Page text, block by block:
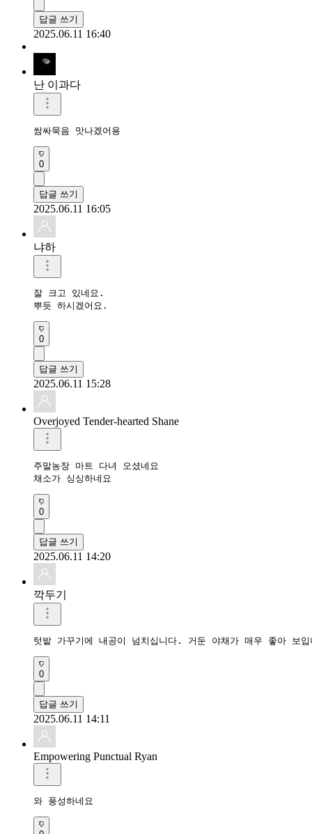
답글 쓰기
2025.06.11 16:40
난 이과다
쌈싸묵음 맛나겠어용
0
답글 쓰기
2025.06.11 16:05
냐하
잘 크고 있네요.
뿌듯 하시겠어요.
0
답글 쓰기
2025.06.11 15:28
Overjoyed Tender-hearted Shane
주말농장 마트 다녀 오셨네요
채소가 싱싱하네요
0
답글 쓰기
2025.06.11 14:20
깍두기
텃밭 가꾸기에 내공이 넘치십니다. 거둔 야채가 매우 좋아 보
0
답글 쓰기
2025.06.11 14:11
Empowering Punctual Ryan
와 풍성하네요